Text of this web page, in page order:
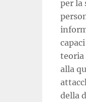
per la
teoria
alla
della